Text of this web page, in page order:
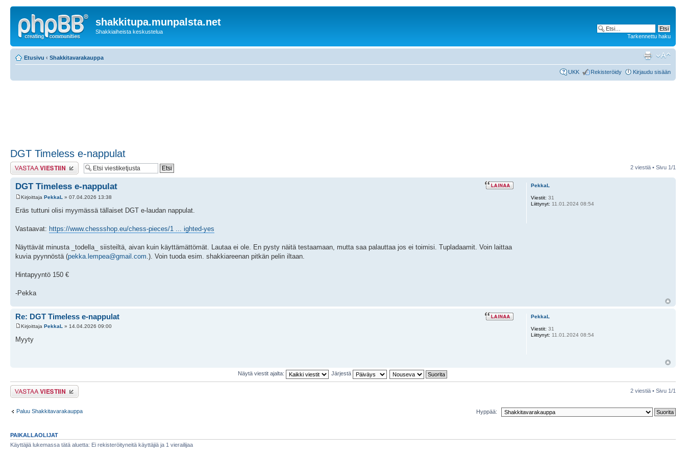
shakkitupa.munpalsta.net
Shakkiaiheista keskustelua
Tarkennettu haku
Etusivu ‹ Shakkitavarakauppa
UKK Rekisteröidy Kirjaudu sisään
DGT Timeless e-nappulat
Lähetä vastaus 2 viestiä • Sivu 1/1
DGT Timeless e-nappulat
Kirjoittaja PekkaL » 07.04.2026 13:38
Eräs tuttuni olisi myymässä tällaiset DGT e-laudan nappulat.
Vastaavat: https://www.chessshop.eu/chess-pieces/1 ... ighted-yes
Näyttävät minusta _todella_ siisteiltä, aivan kuin käyttämättömät. Lautaa ei ole. En pysty näitä testaamaan, mutta saa palauttaa jos ei toimisi. Tupladaamit. Voin laittaa
kuvia pyynnöstä (pekka.lempea@gmail.com .). Voin tuoda esim. shakkiareenan pitkän pelin iltaan.
Hintapyyntö 150 €
-Pekka
PekkaL
Viestit: 31
Liittynyt: 11.01.2024 08:54
Re: DGT Timeless e-nappulat
Kirjoittaja PekkaL » 14.04.2026 09:00
Myyty
PekkaL
Viestit: 31
Liittynyt: 11.01.2024 08:54
Näytä viestit ajalta: Järjestä
Lähetä vastaus 2 viestiä • Sivu 1/1
Paluu Shakkitavarakauppa Hyppää:
PAIKALLAOLIJAT
Käyttäjiä lukemassa tätä aluetta: Ei rekisteröityneitä käyttäjiä ja 1 vierailijaa